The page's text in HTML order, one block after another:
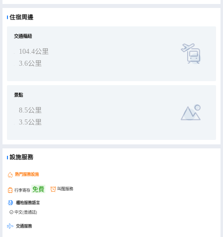
住宿周邊
交通樞紐
104.4公里
3.6公里
景點
8.5公里
3.5公里
設施服務
熱門服務設施
行李寄存 免費 叫醒服務
櫃枱服務語言
中文(普通話)
交通服務